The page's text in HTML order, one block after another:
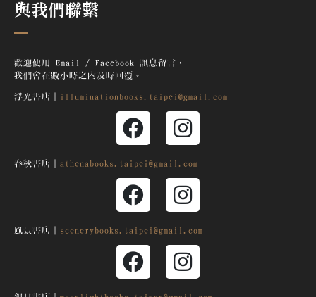
與我們聯繫
歡迎使用 Email / Facebook 訊息留言，
我們會在數小時之內及時回覆。
浮光書店｜ illuminationbooks.taipei@gmail.com
春秋書店｜ athenabooks.taipei@gmail.com
風景書店｜ scenerybooks.taipei@gmail.com